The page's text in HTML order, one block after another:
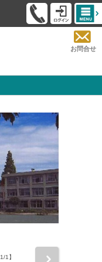
お問合せ
1/1】